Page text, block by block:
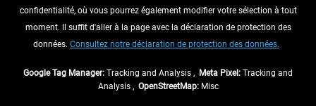
INFORMATIONS
NE MANQUEZ PAS LES DERNIÈRES
confidentialité, où vous pourrez également modifier votre sélection à tout
moment. Il suffit d'aller à la page avec la déclaration de protection des
données. Consultez notre déclaration de protection des données.
Google Tag Manager: Tracking and Analysis , Meta Pixel: Tracking and
Analysis , OpenStreetMap:Misc